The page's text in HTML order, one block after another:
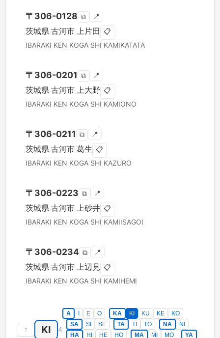
〒 306-0128 ⧉ 📍
茨城県 古河市 上片田 📋
IBARAKI KEN KOGA SHI KAMIKATATA
〒 306-0201 ⧉ 📍
茨城県 古河市 上大野 📋
IBARAKI KEN KOGA SHI KAMIONO
〒 306-0211 ⧉ 📍
茨城県 古河市 葛生 📋
IBARAKI KEN KOGA SHI KAZURO
〒 306-0223 ⧉ 📍
茨城県 古河市 上砂井 📋
IBARAKI KEN KOGA SHI KAMIISAGOI
〒 306-0234 ⧉ 📍
茨城県 古河市 上辺見 📋
IBARAKI KEN KOGA SHI KAMIHEMI
↑ KI 4
A E O KA KI KU KE
KO
SA
SI SE TA TI TO NA
NI
HA
HI HE HO MA MI MO YA